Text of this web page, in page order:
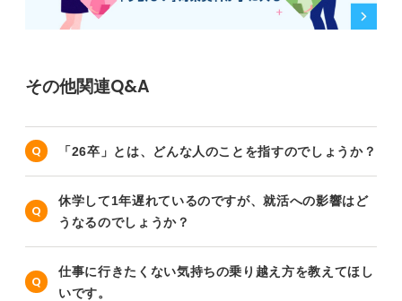
その他関連Q&A
「26卒」とは、どんな人のことを指すのでしょうか？
休学して1年遅れているのですが、就活への影響はど
うなるのでしょうか？
仕事に行きたくない気持ちの乗り越え方を教えてほし
いです。